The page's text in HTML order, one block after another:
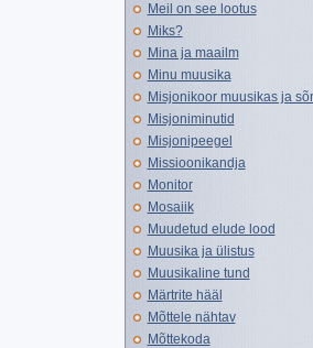
Meil on see lootus
Miks?
Mina ja maailm
Minu muusika
Misjonikoor muusikas ja
Misjoniminutid
Misjonipeegel
Missioonikandja
Monitor
Mosaiik
Muudetud elude lood
Muusika ja ülistus
Muusikaline tund
Märtrite hääl
Mõttele nähtav
Mõttekoda